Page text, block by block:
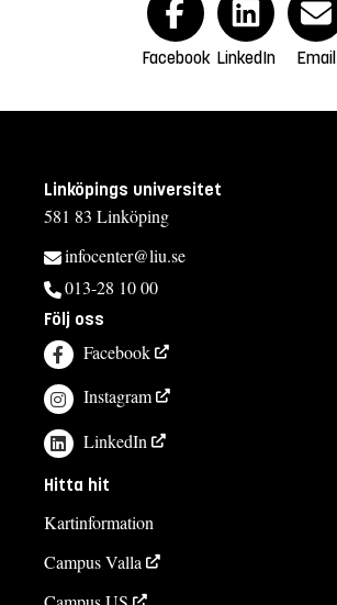
Facebook LinkedIn Email
Linköpings universitet
581 83 Linköping
infocenter@liu.se
013-28 10 00
Följ oss
Facebook
Instagram
LinkedIn
Hitta hit
Kartinformation
Campus Valla